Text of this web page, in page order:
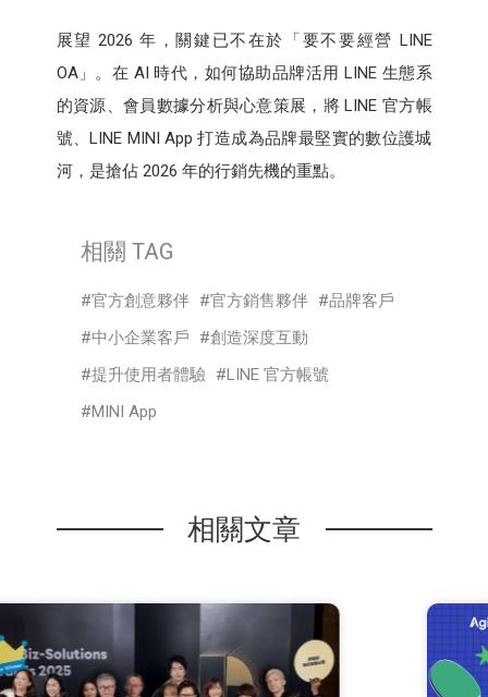
展望 2026 年，關鍵已不在於「要不要經營 LINE
OA」。在 AI 時代，如何協助品牌活用 LINE 生態系
的資源、會員數據分析與心意策展，將 LINE 官方帳
號、LINE MINI App 打造成為品牌最堅實的數位護城
河，是搶佔 2026 年的行銷先機的重點。
相關 TAG
官方創意夥伴 官方銷售夥伴
品牌客戶
中小企業客戶
創造深度互動
提升使用者體驗
LINE 官方帳號
MINI App
相關文章